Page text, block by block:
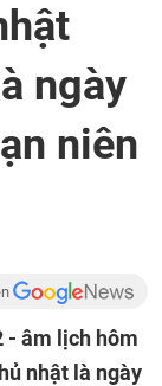
ngày
niên
- âm lịch hôm
nhật là ngày